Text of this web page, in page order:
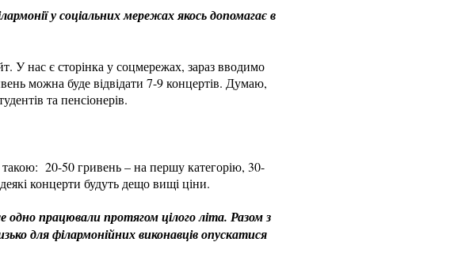
у соціальних мережах якось допомагає в
У нас є сторінка у соцмережах, зараз вводимо
можна буде відвідати 7-9 концертів. Думаю,
та пенсіонерів.
такою: 20-50 гривень – на першу категорію, 30-
концерти будуть дещо вищі ціни.
одно працювали протягом цілого літа. Разом з
для філармонійних виконавців опускатися